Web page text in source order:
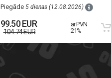
Piegāde 5 dienas (12.08.2026)
99.50 EUR
104.74 EUR
ar PVN
21%